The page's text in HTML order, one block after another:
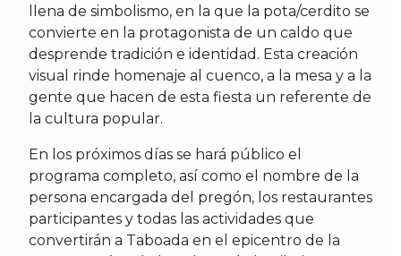
llena de simbolismo, en la que la pota/cerdito se
convierte en la protagonista de un caldo que
desprende tradición e identidad. Esta creación
visual rinde homenaje al cuenco, a la mesa y a la
gente que hacen de esta fiesta un referente de
la cultura popular.
En los próximos días se hará público el
programa completo, así como el nombre de la
persona encargada del pregón, los restaurantes
participantes y todas las actividades que
convertirán a Taboada en el epicentro de la